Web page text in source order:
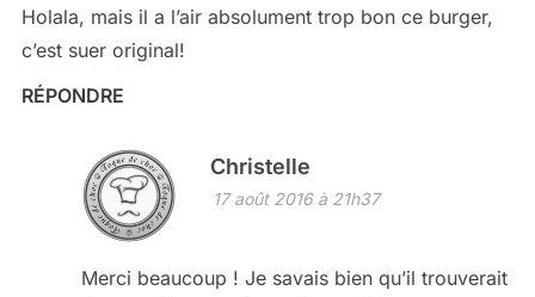
Holala, mais il a l’air absolument trop bon ce burger,
c’est suer original!
RÉPONDRE
Christelle
17 août 2016 à 21h37
Merci beaucoup ! Je savais bien qu’il trouverait